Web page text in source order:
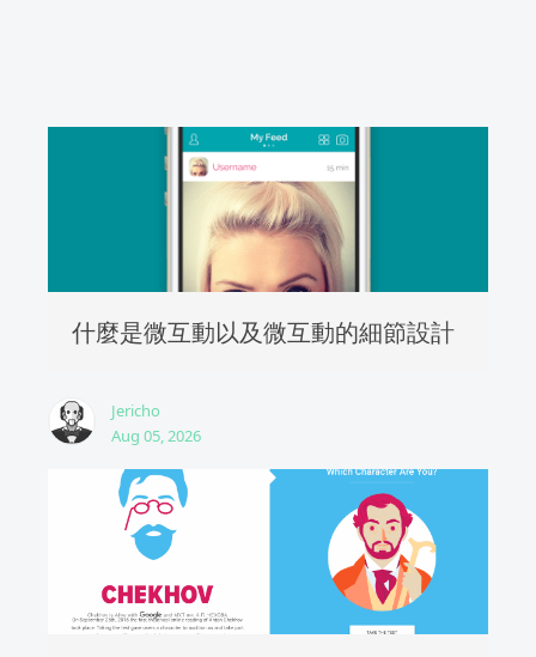
什麼是微互動以及微互動的細節設計
Jericho
Aug 05, 2026